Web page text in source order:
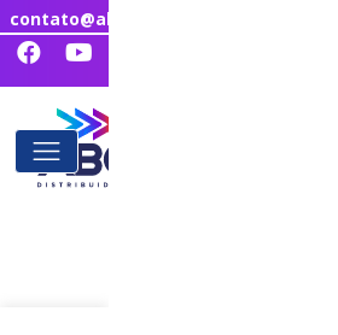
contato@abcdistribuidora.com.br